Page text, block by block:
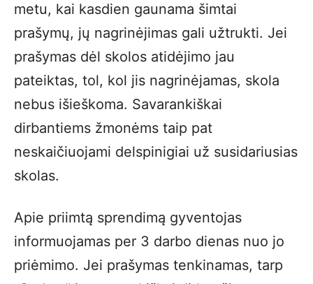
metu, kai kasdien gaunama šimtai
prašymų, jų nagrinėjimas gali užtrukti. Jei
prašymas dėl skolos atidėjimo jau
pateiktas, tol, kol jis nagrinėjamas, skola
nebus išieškoma. Savarankiškai
dirbantiems žmonėms taip pat
neskaičiuojami delspinigiai už susidariusias
skolas.
Apie priimtą sprendimą gyventojas
informuojamas per 3 darbo dienas nuo jo
priėmimo. Jei prašymas tenkinamas, tarp